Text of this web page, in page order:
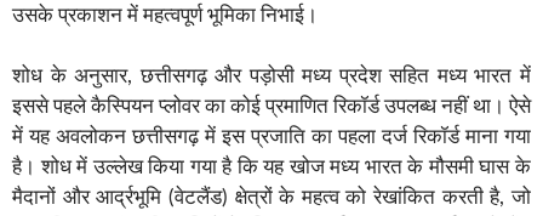
उसके प्रकाशन में महत्वपूर्ण भूमिका निभाई।
शोध के अनुसार, छत्तीसगढ़ और पड़ोसी मध्य प्रदेश सहित मध्य भारत में
इससे पहले कैस्पियन प्लोवर का कोई प्रमाणित रिकॉर्ड उपलब्ध नहीं था। ऐसे
में यह अवलोकन छत्तीसगढ़ में इस प्रजाति का पहला दर्ज रिकॉर्ड माना गया
है। शोध में उल्लेख किया गया है कि यह खोज मध्य भारत के मौसमी घास के
मैदानों और आर्द्रभूमि (वेटलैंड) क्षेत्रों के महत्व को रेखांकित करती है, जो